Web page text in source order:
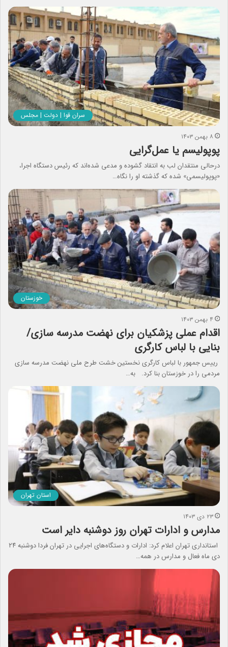
سران قوا | دولت | مجلس
۸ بهمن ۱۴۰۳
پوپولیسم یا عمل‌گرایی
درحالی منتقدان لب به انتقاد گشوده‌ و مدعی شده‌اند که رئیس دستگاه اجرا،
«پوپولیسمی» شده که گذشته او را نگاه…
خوزستان
۴ بهمن ۱۴۰۳
اقدام عملی پزشکیان برای نهضت مدرسه سازی/
بنایی با لباس کارگری
رییس جمهور با لباس کارگری نخستین خشت طرح ملی نهضت مدرسه سازی
مردمی را در خوزستان بنا کرد. به…
استان تهران
۲۳ دی ۱۴۰۳
مدارس و ادارات تهران روز دوشنبه دایر است
استانداری تهران اعلام کرد: ادارات و دستگاه‌های اجرایی در تهران فردا دوشنبه ۲۴
دی ماه فعال و مدارس در همه…